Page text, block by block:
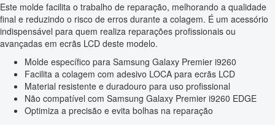
Este molde facilita o trabalho de reparação, melhorando a qualidade
final e reduzindo o risco de erros durante a colagem. É um acessório
indispensável para quem realiza reparações profissionais ou
avançadas em ecrãs LCD deste modelo.
Molde específico para Samsung Galaxy Premier i9260
Facilita a colagem com adesivo LOCA para ecrãs LCD
Material resistente e duradouro para uso profissional
Não compatível com Samsung Galaxy Premier i9260 EDGE
Optimiza a precisão e evita bolhas na reparação